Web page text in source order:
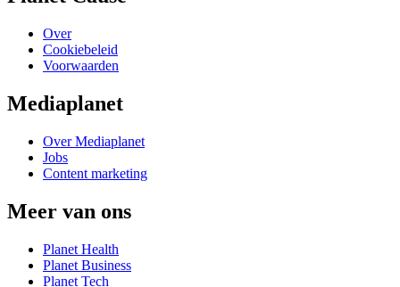
Over
Cookiebeleid
Voorwaarden
Mediaplanet
Over Mediaplanet
Jobs
Content marketing
Meer van ons
Planet Health
Planet Business
Planet Tech